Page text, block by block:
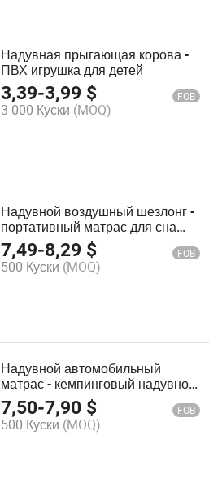
Надувная прыгающая корова -
ПВХ игрушка для детей
3,39-3,99 $ FOB
3 000 Куски (MOQ)
Надувной воздушный шезлонг -
портативный матрас для сна
для дома и улицы
7,49-8,29 $ FOB
500 Куски (MOQ)
Надувной автомобильный
матрас - кемпинговый надувной
матрас для внедорожников и
путешествий
7,50-7,90 $ FOB
500 Куски (MOQ)